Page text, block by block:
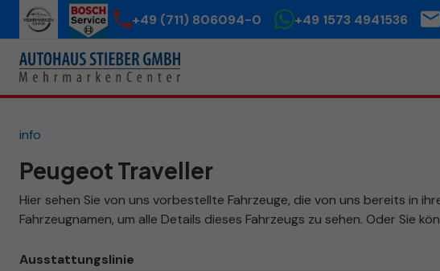
+49 (711) 806094-0 +49 1573 4941536
info
Peugeot Traveller
Hier sehen Sie von uns vorbestellte Fahrzeuge, die von uns bereits in
Fahrzeugnamen, um alle Details dieses Fahrzeugs zu sehen. Oder Sie
Ausstattungslinie